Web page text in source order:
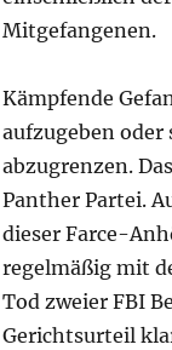
Mitgefangenen.
Kämpfende
aufzugeben
abzugrenzen.
Panther Partei.
dieser Farce-
regelmäßig mit
Tod zweier FBI
Gerichtsurteil